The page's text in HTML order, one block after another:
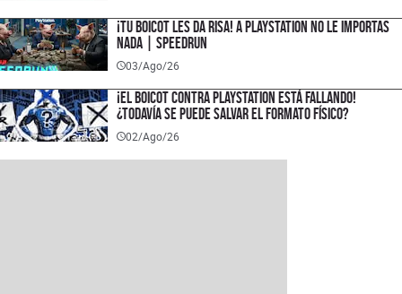
¡TU BOICOT LES DA RISA! A PlayStation no le importas
nada | SPEEDRUN
03/Ago/26
¡El boicot contra PlayStation está fallando!
¿Todavía se puede salvar el formato físico?
02/Ago/26